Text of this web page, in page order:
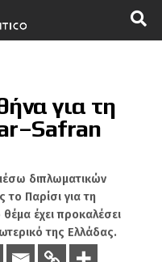
για τη
διπλωματικών
Παρίσι για τη
έχει προκαλέσει
της Ελλάδας.